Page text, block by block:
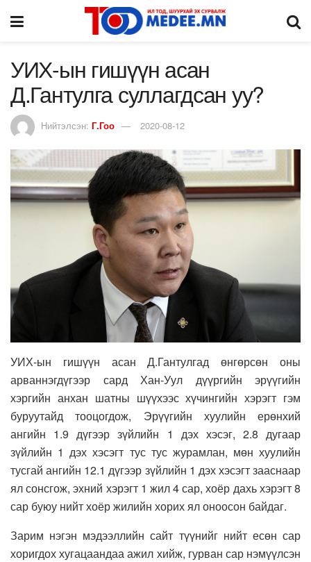
УИХ-ын гишүүн асан
Д.Гантулга суллагдсан уу?
Нийтэлсэн: Г.Гоо 2020-08-12
УИХ-ын гишүүн асан Д.Гантулгад өнгөрсөн оны
арваннэгдүгээр сард Хан-Уул дүүргийн эрүүгийн
хэргийн анхан шатны шүүхээс хүчингийн хэрэгт гэм
буруутайд тооцогдож, Эрүүгийн хуулийн ерөнхий
ангийн 1.9 дүгээр зүйлийн 1 дэх хэсэг, 2.8 дугаар
зүйлийн 1 дэх хэсэгт тус тус журамлан, мөн хуулийн
тусгай ангийн 12.1 дүгээр зүйлийн 1 дэх хэсэгт зааснаар
ял сонсгож, эхний хэрэгт 1 жил 4 сар, хоёр дахь хэрэгт 8
сар буюу нийт хоёр жилийн хорих ял оноосон байдаг.
Зарим нэгэн мэдээллийн сайт түүнийг нийт есөн сар
хоригдох хугацаандаа ажил хийж, гурван сар нэмүүлсэн